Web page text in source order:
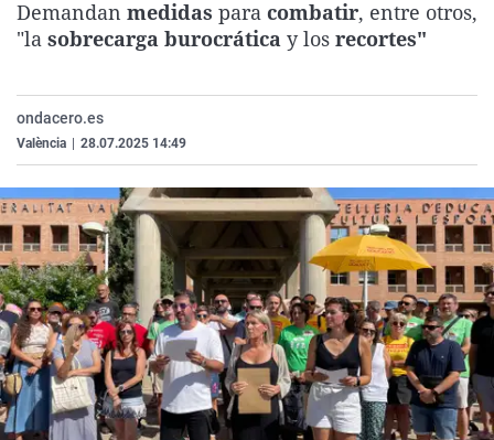
La rosa de los vientos
Como el perro y el
Caso
Equipo de
Extremadura
La Rioja
País Vasco
Virales
Elecciones
Demandan medidas para combatir, entre otros,
"la sobrecarga burocrática y los recortes"
ondacero.es
València 28.07.2025 14:49